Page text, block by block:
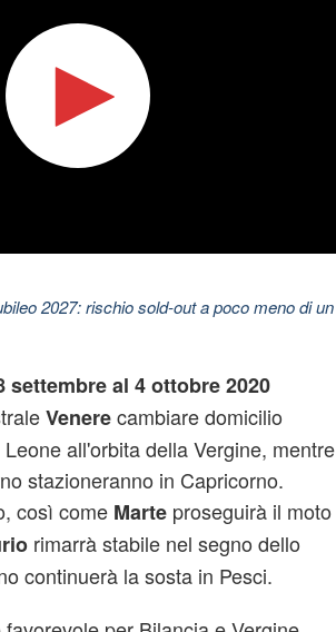
2027: rischio sold-out a poco meno di un
settembre al 4 ottobre 2020
Venerecambiare domicilio
all'orbita della Vergine, mentre
stazioneranno in Capricorno.
così come Marteproseguirà il moto
rimarrà stabile nel segno dello
continuerà la sosta in Pesci.